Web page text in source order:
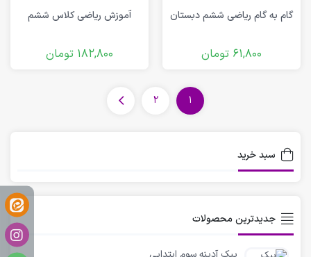
گام به گام ریاضی ششم دبستان
61,800 تومان
آموزش ریاضی کلاس ششم
182,800 تومان
1
2
سبد خرید
جدیدترین محصولات